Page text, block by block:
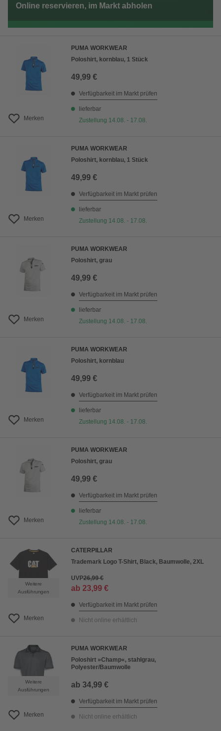
Online reservieren, im Markt abholen
Merken
PUMA WORKWEAR
Poloshirt, kornblau, 1 Stück
49,99 €
Verfügbarkeit im Markt prüfen
lieferbar
Zustellung 14.08. - 17.08.
Merken
PUMA WORKWEAR
Poloshirt, kornblau, 1 Stück
49,99 €
Verfügbarkeit im Markt prüfen
lieferbar
Zustellung 14.08. - 17.08.
Merken
PUMA WORKWEAR
Poloshirt, grau
49,99 €
Verfügbarkeit im Markt prüfen
lieferbar
Zustellung 14.08. - 17.08.
Merken
PUMA WORKWEAR
Poloshirt, kornblau
49,99 €
Verfügbarkeit im Markt prüfen
lieferbar
Zustellung 14.08. - 17.08.
Merken
PUMA WORKWEAR
Poloshirt, grau
49,99 €
Verfügbarkeit im Markt prüfen
lieferbar
Zustellung 14.08. - 17.08.
Weitere
Ausführungen
Merken
CATERPILLAR
Trademark Logo T-Shirt, Black, Baumwolle, 2XL
UVP26,99 €
ab 23,99 €
Verfügbarkeit im Markt prüfen
Nicht online erhältlich
Weitere
Ausführungen
Merken
PUMA WORKWEAR
Poloshirt »Champ«, stahlgrau,
Polyester/Baumwolle
ab 34,99 €
Verfügbarkeit im Markt prüfen
Nicht online erhältlich